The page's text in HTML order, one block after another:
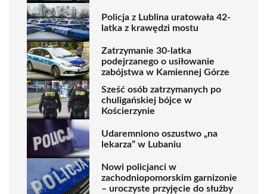
Policja z Lublina uratowała 42-
latka z krawędzi mostu
Zatrzymanie 30-latka
podejrzanego o usiłowanie
zabójstwa w Kamiennej Górze
Sześć osób zatrzymanych po
chuligańskiej bójce w
Kościerzynie
Udaremniono oszustwo „na
lekarza” w Lubaniu
Nowi policjanci w
zachodniopomorskim garnizonie
– uroczyste przyjęcie do służby